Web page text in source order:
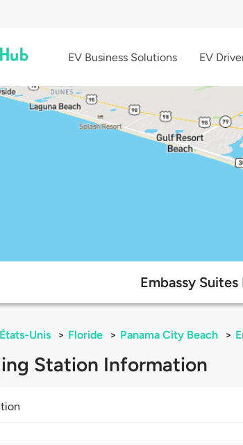
EV Business Solutions EV
Embassy
États-Unis > Floride > Panama City Beach >
Station Information